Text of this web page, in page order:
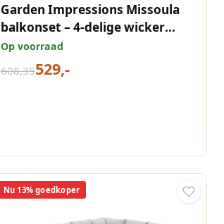
Garden Impressions Missoula
balkonset – 4-delige wicker
loungeset
Op voorraad
608,35529,-
Nu 13% goedkoper